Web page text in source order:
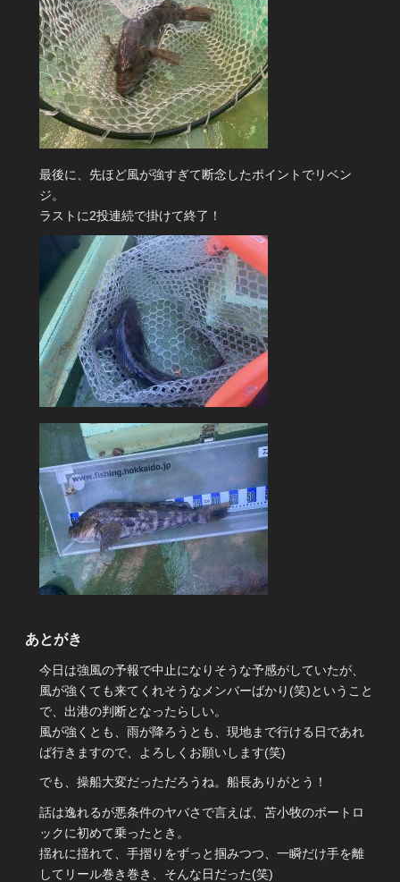
最後に、先ほど風が強すぎて断念したポイントでリベン
ジ。
ラストに2投連続で掛けて終了！
あとがき
今日は強風の予報で中止になりそうな予感がしていたが、
風が強くても来てくれそうなメンバーばかり(笑)ということ
で、出港の判断となったらしい。
風が強くとも、雨が降ろうとも、現地まで行ける日であれ
ば行きますので、よろしくお願いします(笑)
でも、操船大変だっただろうね。船長ありがとう！
話は逸れるが悪条件のヤバさで言えば、苫小牧のボートロ
ックに初めて乗ったとき。
揺れに揺れて、手摺りをずっと掴みつつ、一瞬だけ手を離
してリール巻き巻き、そんな日だった(笑)